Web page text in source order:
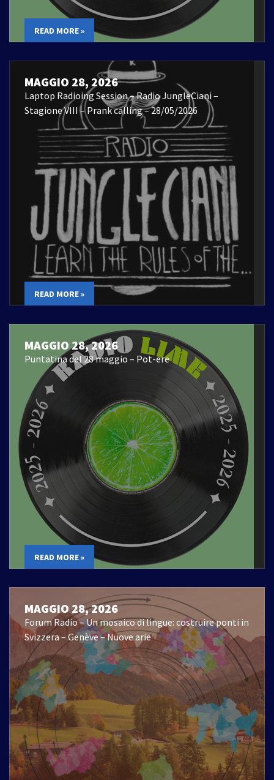
READ MORE »
MAGGIO 28, 2026
Laptop Radioing Session – Radio JungleCiani –
Stagione VIII – Prank calling – 28/05/2026
READ MORE »
MAGGIO 28, 2026
Puntatina del 28 maggio – Pot-ere
READ MORE »
MAGGIO 28, 2026
Forum Radio – Un mosaico di lingue: costruire ponti in
Svizzera – Genève – Nuove arie